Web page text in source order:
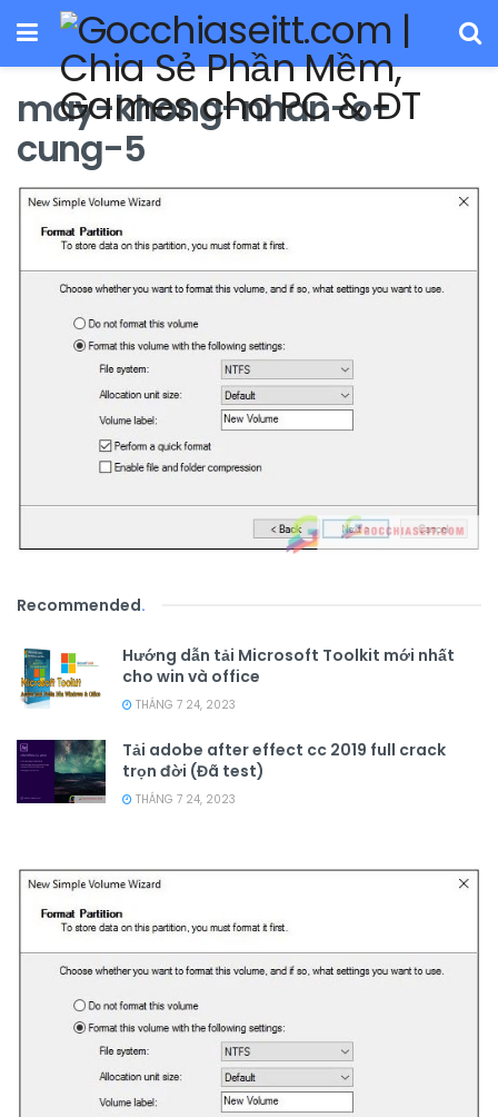
may-khong-nhan-o-
cung-5
Recommended.
Hướng dẫn tải Microsoft Toolkit mới nhất
cho win và office
THÁNG 7 24, 2023
Tải adobe after effect cc 2019 full crack
trọn đời (Đã test)
THÁNG 7 24, 2023